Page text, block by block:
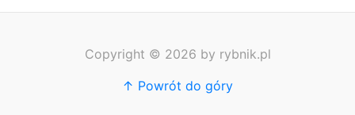
Copyright © 2026 by rybnik.pl
↑ Powrót do góry